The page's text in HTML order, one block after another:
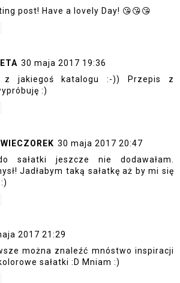
post! Have a lovely Day! 😘😘😘
30 maja 2017 19:36
z jakiegoś katalogu :-)) Przepis z
:)
30 maja 2017 20:47
sałatki jeszcze nie dodawałam.
Jadłabym taką sałatkę aż by mi się
2017 21:29
można znaleźć mnóstwo inspiracji
sałatki :D Mniam :)